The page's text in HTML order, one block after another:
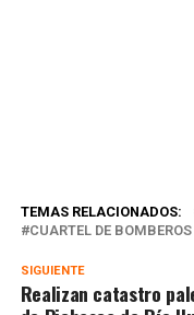
TEMAS RELACIONADOS:
CUARTEL DE BOMBEROS
SIGUIENTE
Realizan catastro